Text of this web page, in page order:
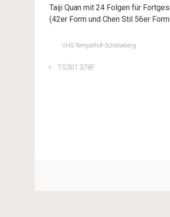
Taiji Quan mit 24 Folgen für
(42er Form und Chen Stil 56er
VHS Tempelhof-Schöneberg
TS301.378F